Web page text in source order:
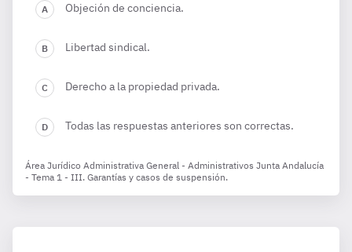
Objeción de conciencia.
Libertad sindical.
Derecho a la propiedad privada.
Todas las respuestas anteriores son correctas.
Área Jurídico Administrativa General - Administrativos Junta Andalucía
- Tema 1 - III. Garantías y casos de suspensión.